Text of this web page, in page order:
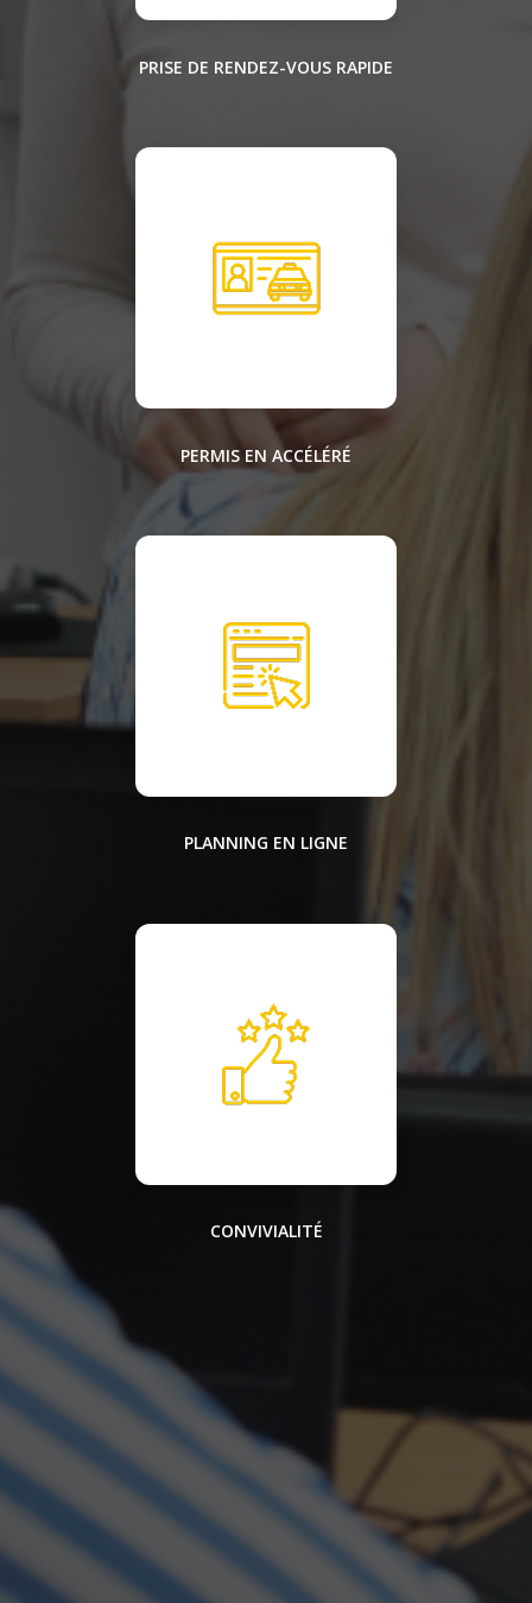
PRISE DE RENDEZ-VOUS RAPIDE
PERMIS EN ACCÉLÉRÉ
PLANNING EN LIGNE
CONVIVIALITÉ